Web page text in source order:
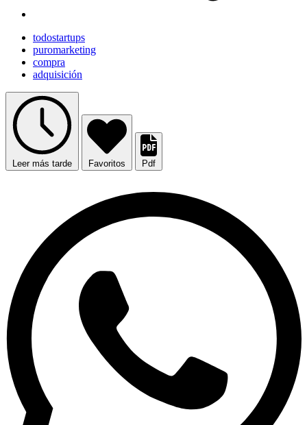
todostartups
puromarketing
compra
adquisición
Leer más tarde Favoritos Pdf